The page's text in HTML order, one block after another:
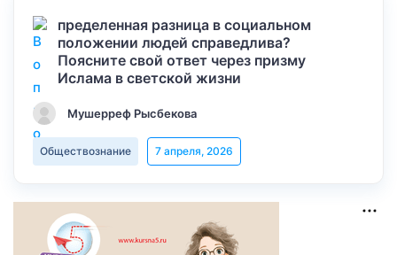
пределенная разница в социальном
положении людей справедлива?
Поясните свой ответ через призму
Ислама в светской жизни
Мушерреф Рысбекова
Обществознание 7 апреля, 2026